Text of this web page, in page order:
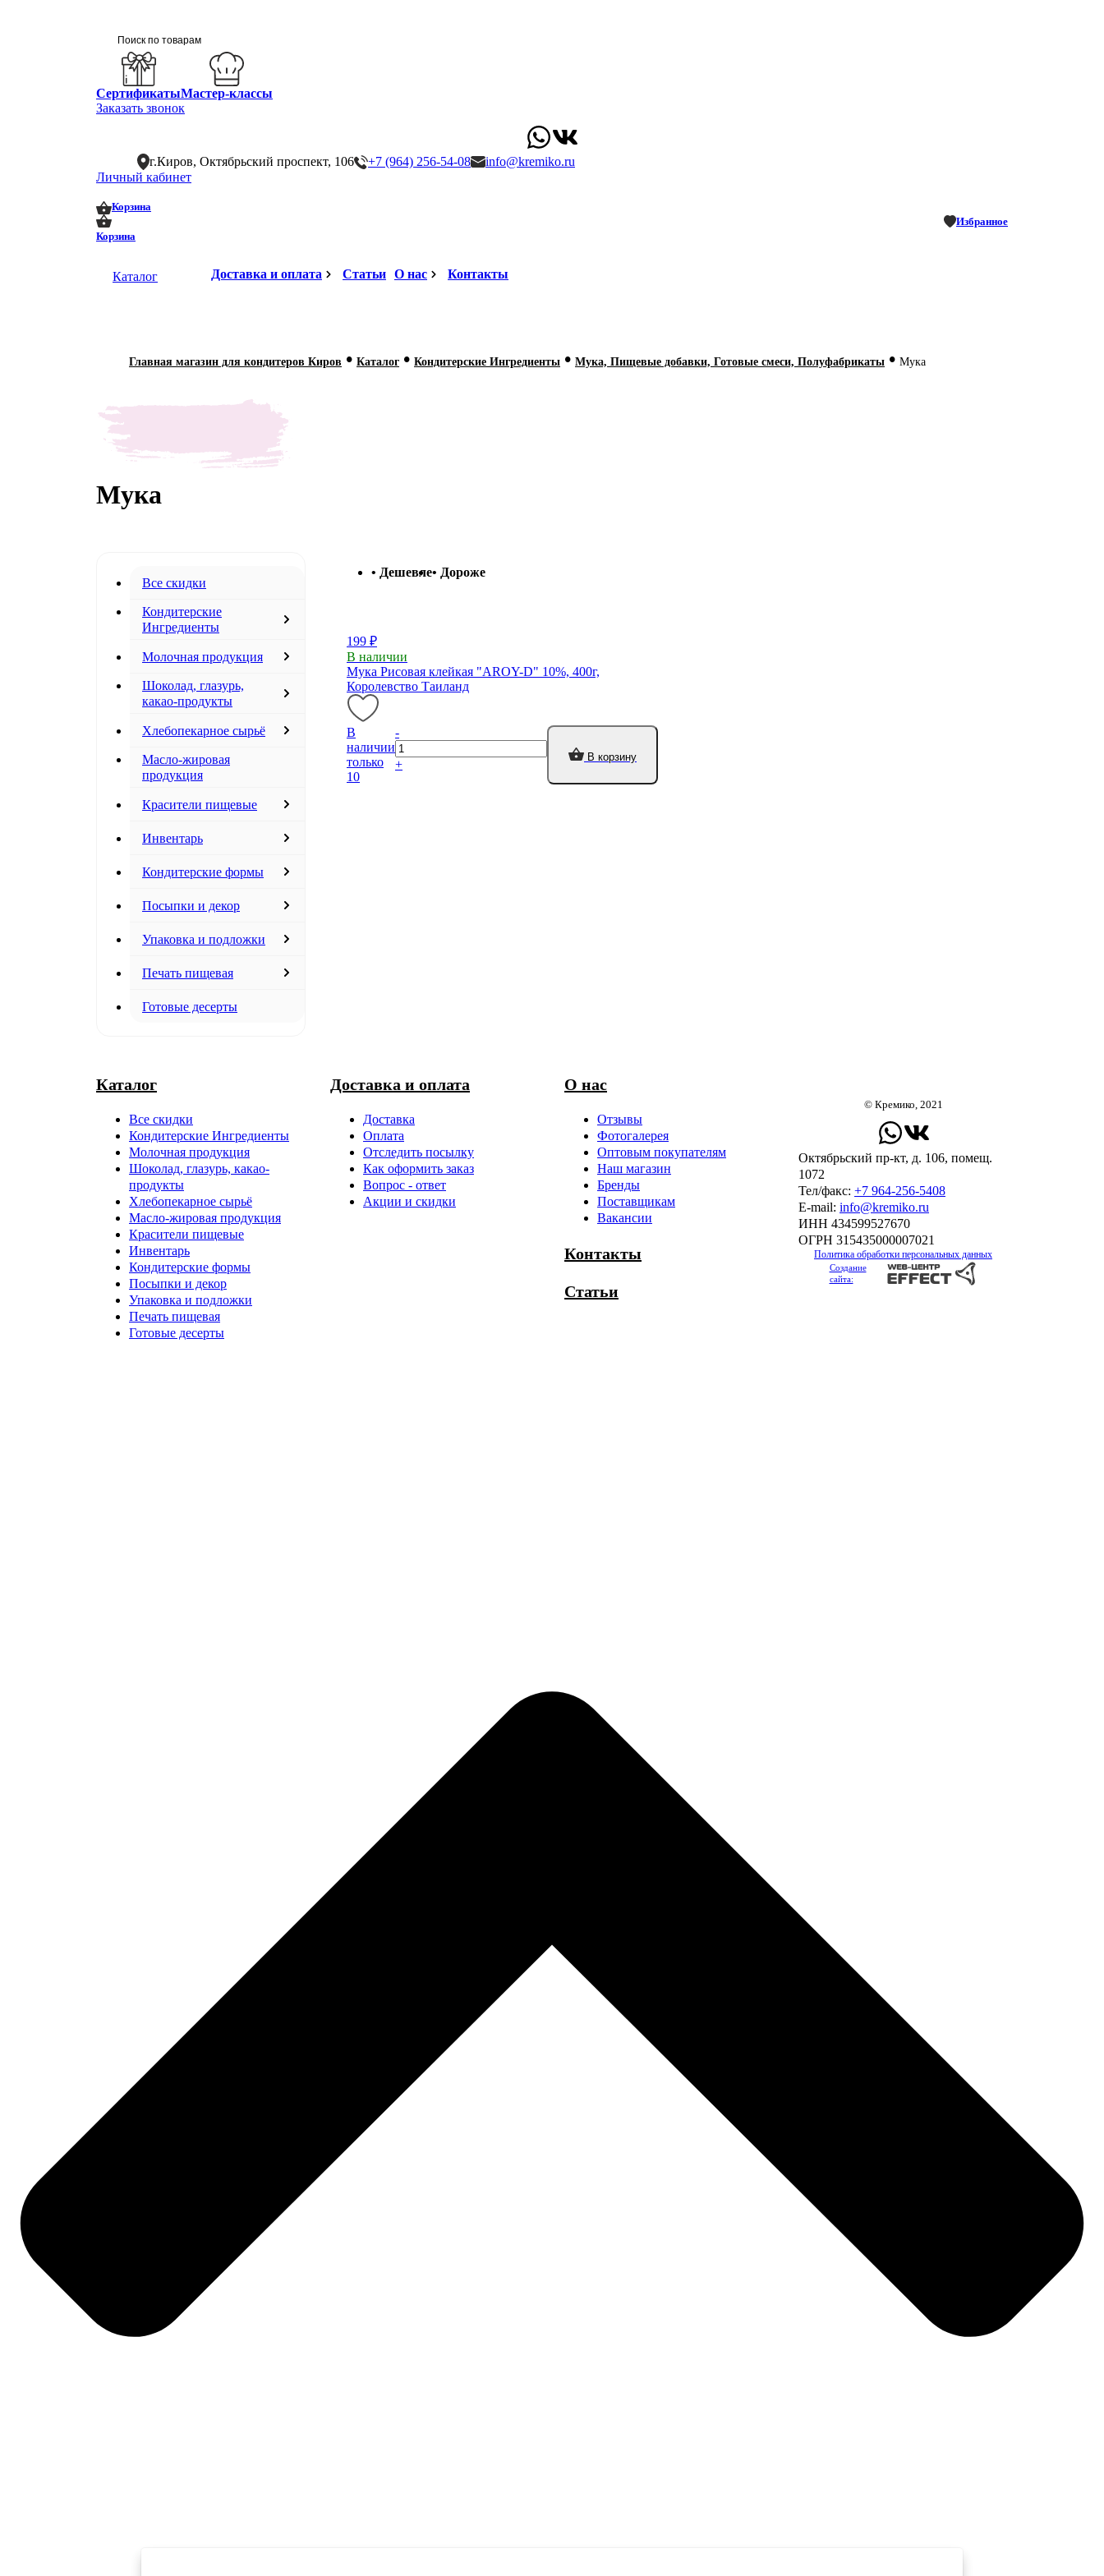
СертификатыМастер-классы
Заказать звонок
г.Киров, Октябрьский проспект, 106 +7 (964) 256-54-08
info@kremiko.ru
Личный кабинет
Корзина
Корзина
Избранное
Каталог Доставка и оплата Статьи О нас Контакты
Главная магазин для кондитеров Киров • Каталог • Кондитерские Ингредиенты • Мука, Пищевые добавки, Готовые смеси, Полуфабрикаты • Мука
Мука
Все скидки
Кондитерские
Ингредиенты
Молочная продукция
Шоколад, глазурь,
какао-продукты
Хлебопекарное сырьё
Масло-жировая
продукция
Красители пищевые
Инвентарь
Кондитерские формы
Посыпки и декор
Упаковка и подложки
Печать пищевая
Готовые десерты
• Дешевле• Дороже
199 ₽
В наличии
Мука Рисовая клейкая "AROY-D" 10%, 400г,
Королевство Таиланд
В
наличии
только
10
-
+
В корзину
Каталог
Все скидки
Кондитерские Ингредиенты
Молочная продукция
Шоколад, глазурь, какао-
продукты
Хлебопекарное сырьё
Масло-жировая продукция
Красители пищевые
Инвентарь
Кондитерские формы
Посыпки и декор
Упаковка и подложки
Печать пищевая
Готовые десерты
Доставка и оплата
Доставка
Оплата
Отследить посылку
Как оформить заказ
Вопрос - ответ
Акции и скидки
О нас
Отзывы
Фотогалерея
Оптовым покупателям
Наш магазин
Бренды
Поставщикам
Вакансии
Контакты
Статьи
© Кремико, 2021
Октябрьский пр-кт, д. 106, помещ.
1072
Тел/факс: +7 964-256-5408
Е-mail: info@kremiko.ru
ИНН 434599527670
ОГРН 315435000007021
Политика обработки персональных данных
Создание
сайта: